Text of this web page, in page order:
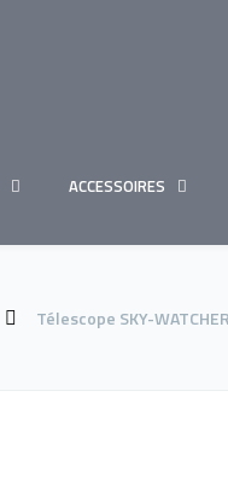
ACCESSOIRES
Télescope SKY-